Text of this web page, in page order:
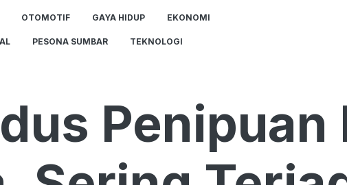
OTOMOTIF GAYA HIDUP EKONOMI
PESONA SUMBAR TEKNOLOGI
Penipuan